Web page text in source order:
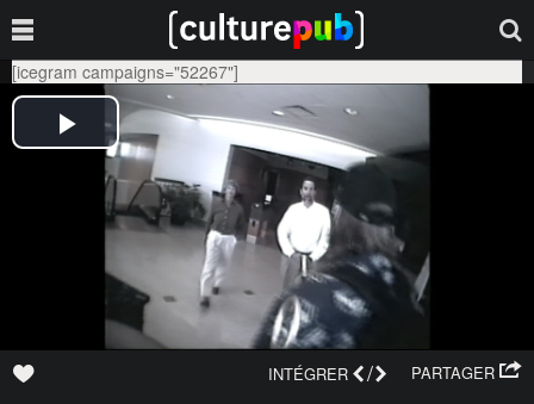
[icegram campaigns="52267"]
PARTAGER
INTÉGRER /